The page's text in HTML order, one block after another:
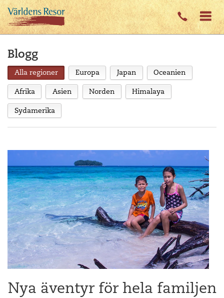
Blogg
Alla regioner Europa Japan Oceanien
Afrika Asien Norden Himalaya
Sydamerika
Nya äventyr för hela familjen